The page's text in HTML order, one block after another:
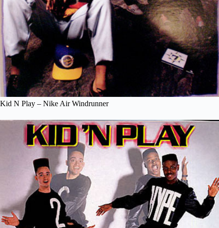
Kid N Play – Nike Air Windrunner